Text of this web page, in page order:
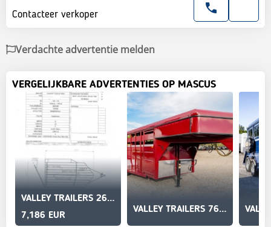
Contacteer verkoper
Verdachte advertentie melden
VERGELIJKBARE ADVERTENTIES OP MASCUS
VALLEY TRAILERS 26012SP
7,186 EUR
VALLEY TRAILERS 76816